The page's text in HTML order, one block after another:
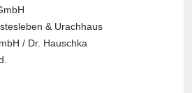
& Urachhaus
/ Dr. Hauschka